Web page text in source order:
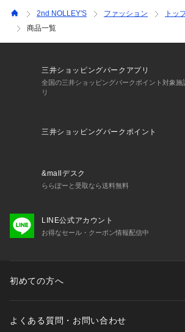
2nd NOLLEY'S ファッション トッ
商品一覧
三井ショッピングパークアプリ
全国の三井ショッピングパークポイント対象
リ
三井ショッピングパークポイント
&mallデスク
ららぽーと受取なら送料無料
LINE公式アカウント
お得なセール・クーポン情報配信中
初めての方へ
よくある質問・お問い合わせ